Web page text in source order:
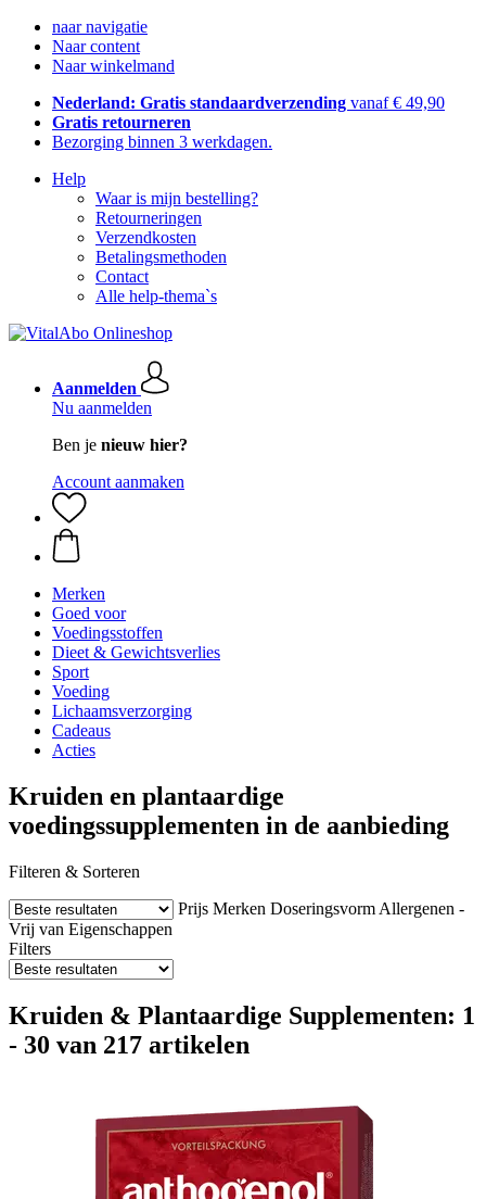
naar navigatie
Naar content
Naar winkelmand
Nederland: Gratis standaardverzending vanaf € 49,90
Gratis retourneren
Bezorging binnen 3 werkdagen.
Help
Waar is mijn bestelling?
Retourneringen
Verzendkosten
Betalingsmethoden
Contact
Alle help-thema`s
Aanmelden
Nu aanmelden
Ben je nieuw hier?
Account aanmaken
Merken
Goed voor
Voedingsstoffen
Dieet & Gewichtsverlies
Sport
Voeding
Lichaamsverzorging
Cadeaus
Acties
Kruiden en plantaardige
voedingssupplementen in de aanbieding
Filteren & Sorteren
Prijs Merken Doseringsvorm Allergenen -
Vrij van Eigenschappen
Filters
Kruiden & Plantaardige Supplementen: 1
- 30 van 217 artikelen